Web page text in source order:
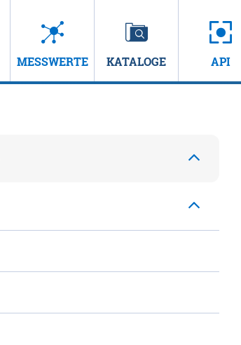
MESSWERTE KATALOGE API